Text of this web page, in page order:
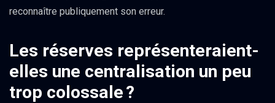
reconnaître publiquement son erreur.
Les réserves représenteraient-
elles une centralisation un peu
trop colossale ?